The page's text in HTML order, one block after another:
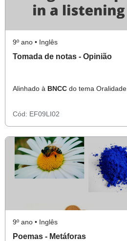
9º ano • Inglês
Tomada de notas - Opinião
Alinhado à BNCC do tema Oralidade.
Cód: EF09LI02
9º ano • Inglês
Poemas - Metáforas